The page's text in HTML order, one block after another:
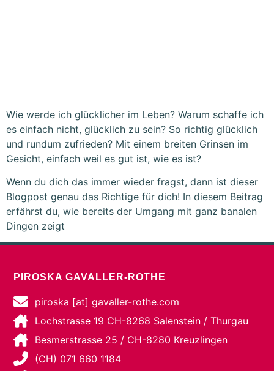
Wie werde ich glücklicher im Leben? Warum schaffe ich
es einfach nicht, glücklich zu sein? So richtig glücklich
und rundum zufrieden? Mit einem breiten Grinsen im
Gesicht, einfach weil es gut ist, wie es ist?
Wenn du dich das immer wieder fragst, dann ist dieser
Blogpost genau das Richtige für dich! In diesem Beitrag
erfährst du, wie bereits der Umgang mit ganz banalen
Dingen zeigt
PIROSKA GAVALLER-ROTHE
piroska [at] gavaller-rothe.com
Lochstrasse 19 CH-8268 Salenstein / Thurgau
Besmerstrasse 25 / CH-8280 Kreuzlingen
(CH) 071 660 1184